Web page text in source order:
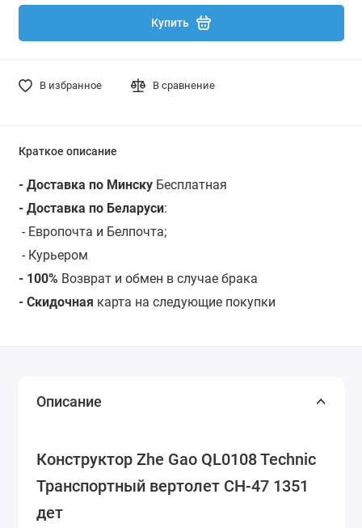
Купить
В избранное В сравнение
Краткое описание
- Доставка по МинскуБесплатная
- Доставка по Беларуси:
- Европочта и Белпочта;
- Курьером
- 100% Возврат и обмен в случае брака
- Скидочная карта на следующие покупки
Описание
Конструктор Zhe Gao QL0108 Technic
Транспортный вертолет СН-47 1351
дет